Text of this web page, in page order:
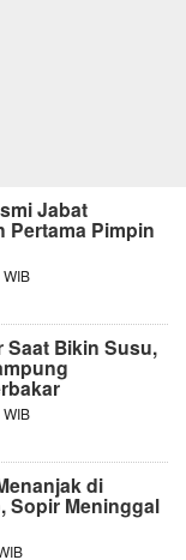
Jabat
Pertama Pimpin
Saat Bikin Susu,
di
Sopir Meninggal